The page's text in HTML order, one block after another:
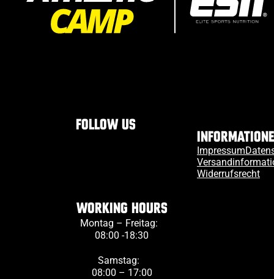
Follow us
Impressum
Widerrufsrecht
Working Hours
Montag – Freitag:
08:00 -18:30
Samstag:
08:00 – 17:00